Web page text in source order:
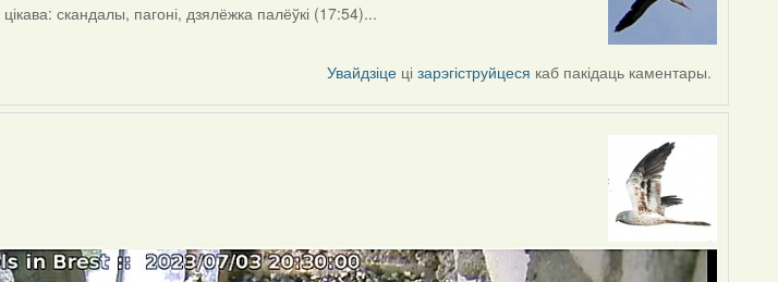
скандалы, пагоні, дзялёжка палёўкі (17:54)...
Увайдзіце цізарэгіструйцеся каб пакідаць каментары.